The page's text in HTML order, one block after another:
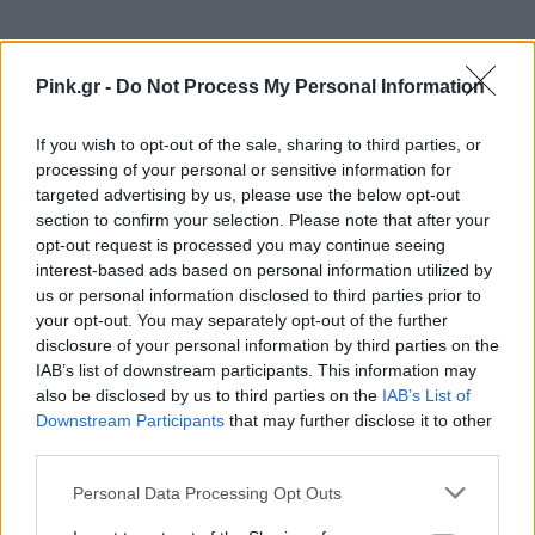
Pink.gr - Do Not Process My Personal Information
If you wish to opt-out of the sale, sharing to third parties, or
processing of your personal or sensitive information for
targeted advertising by us, please use the below opt-out
section to confirm your selection. Please note that after your
opt-out request is processed you may continue seeing
interest-based ads based on personal information utilized by
us or personal information disclosed to third parties prior to
your opt-out. You may separately opt-out of the further
disclosure of your personal information by third parties on the
IAB’s list of downstream participants. This information may
also be disclosed by us to third parties on the IAB’s List of
Downstream Participants that may further disclose it to other
Personal Data Processing Opt Outs
μάθετε πρώτοι τα πιο hot νέα.
Ακολουθήστε το Pink.gr και στοInstagram
ΔΙΑΦΗΜΙΣΗ